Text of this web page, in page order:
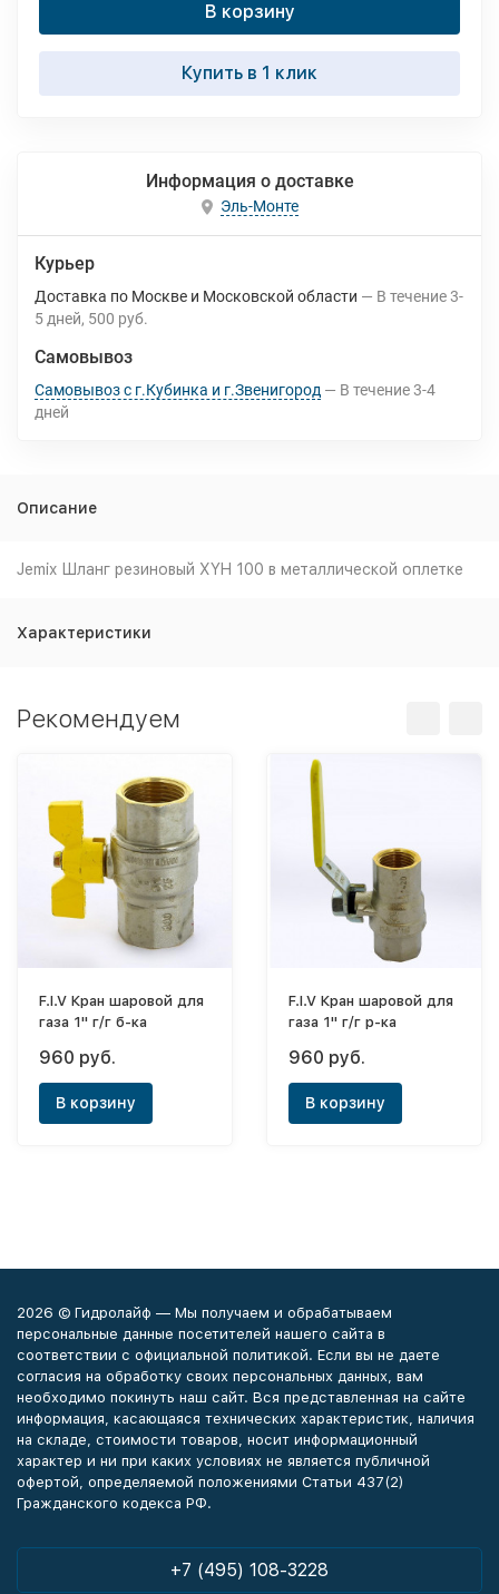
В корзину
Купить в 1 клик
Информация о доставке
Эль-Монте
Курьер
Доставка по Москве и Московской области В течение3-
5 дней 500 руб.
Самовывоз
Самовывоз с г.Кубинка и г.Звенигород В течение3-4
дней
Описание
Jemix Шланг резиновый XYH 100 в металлической оплетке
Характеристики
Рекомендуем
F.I.V Кран шаровой для
газа 1" г/г б-ка
960 руб.
В корзину
F.I.V Кран шаровой для
газа 1" г/г р-ка
960 руб.
В корзину
2026 © Гидролайф — Мы получаем и обрабатываем
персональные данные посетителей нашего сайта в
соответствии с официальной политикой. Если вы не даете
согласия на обработку своих персональных данных, вам
необходимо покинуть наш сайт. Вся представленная на сайте
информация, касающаяся технических характеристик, наличия
на складе, стоимости товаров, носит информационный
характер и ни при каких условиях не является публичной
офертой, определяемой положениями Статьи 437(2)
Гражданского кодекса РФ.
+7 (495) 108-3228